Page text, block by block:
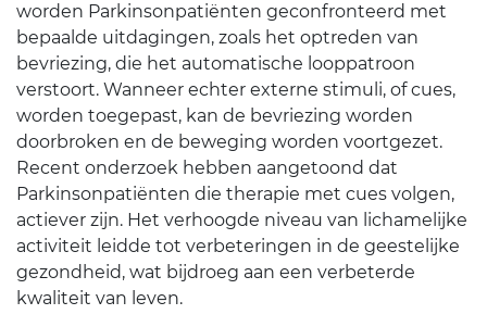
worden Parkinsonpatiënten geconfronteerd met
bepaalde uitdagingen, zoals het optreden van
bevriezing, die het automatische looppatroon
verstoort. Wanneer echter externe stimuli, of cues,
worden toegepast, kan de bevriezing worden
doorbroken en de beweging worden voortgezet.
Recent onderzoek hebben aangetoond dat
Parkinsonpatiënten die therapie met cues volgen,
actiever zijn. Het verhoogde niveau van lichamelijke
activiteit leidde tot verbeteringen in de geestelijke
gezondheid, wat bijdroeg aan een verbeterde
kwaliteit van leven.